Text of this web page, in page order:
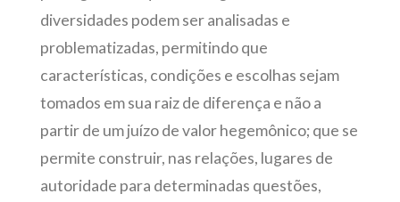
diversidades podem ser analisadas e
problematizadas, permitindo que
características, condições e escolhas sejam
tomados em sua raiz de diferença e não a
partir de um juízo de valor hegemônico; que se
permite construir, nas relações, lugares de
autoridade para determinadas questões,